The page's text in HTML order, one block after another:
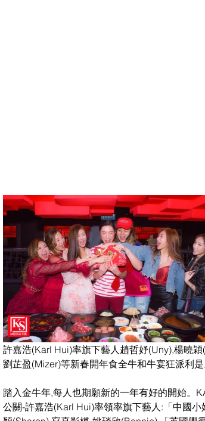
許嘉浩(Karl Hui)率旗下藝人趙哲妤(Uny),楊曉
劉芷盈(Mizer)等新春開年食全牛和牛宴狂派利是
踏入金牛年,每人也期願新的一年有好的開始。
公關-許嘉浩(Karl Hui)率領率旗下藝人:「中國